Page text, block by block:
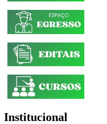
Institucional